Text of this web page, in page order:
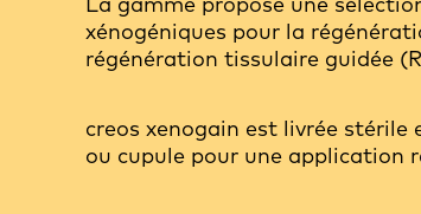
xénogéniques pour la
régénération tissulaire guidée
creos xenogain est livrée
ou cupule pour une application